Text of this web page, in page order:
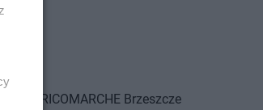
BRICOMARCHE Brzeszcze